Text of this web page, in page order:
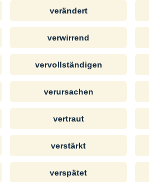
verändert
verwirrend
vervollständigen
verursachen
vertraut
verstärkt
verspätet